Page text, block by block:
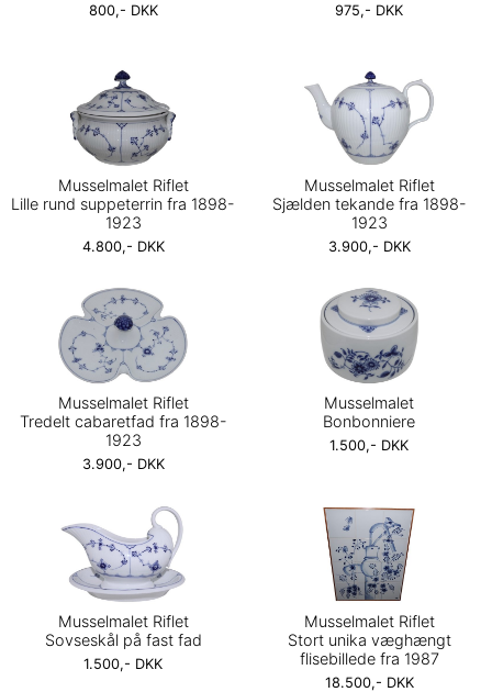
800,- DKK 975,- DKK
Musselmalet Riflet
Lille rund suppeterrin fra 1898-
1923
4.800,- DKK
Musselmalet Riflet
Sjælden tekande fra 1898-
1923
3.900,- DKK
Musselmalet Riflet
Tredelt cabaretfad fra 1898-
1923
3.900,- DKK
Musselmalet
Bonbonniere
1.500,- DKK
Musselmalet Riflet
Sovseskål på fast fad
1.500,- DKK
Musselmalet Riflet
Stort unika væghængt
flisebillede fra 1987
18.500,- DKK